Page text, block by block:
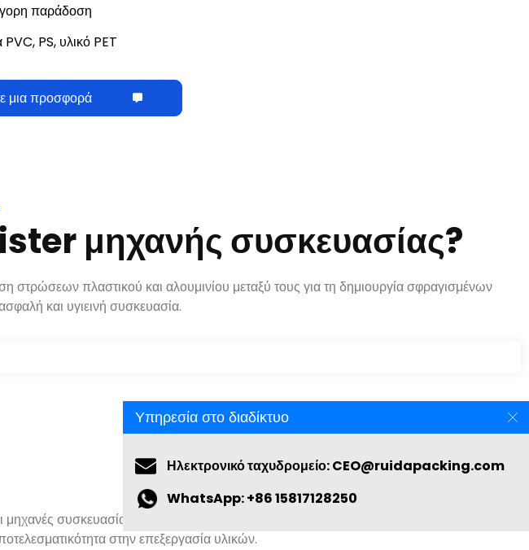
παράδοση
PS, υλικό PET
μια προσφορά
μηχανής συσκευασίας?
πλαστικού και αλουμινίου μεταξύ τους για τη δημιουργία σφραγισμένων
και υγιεινή συσκευασία.
μηχανές συσκευασίας Pharma blister χαρακτηρίζονται από την εξαιρετική τους
στην επεξεργασία υλικών.
Υπηρεσία στο διαδίκτυο
Ηλεκτρονικό ταχυδρομείο: CEO@ruidapacking.com
WhatsApp: +86 15817128250